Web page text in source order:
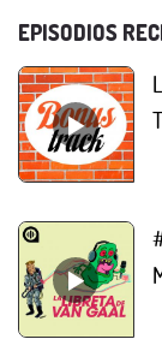
EPISODIOS